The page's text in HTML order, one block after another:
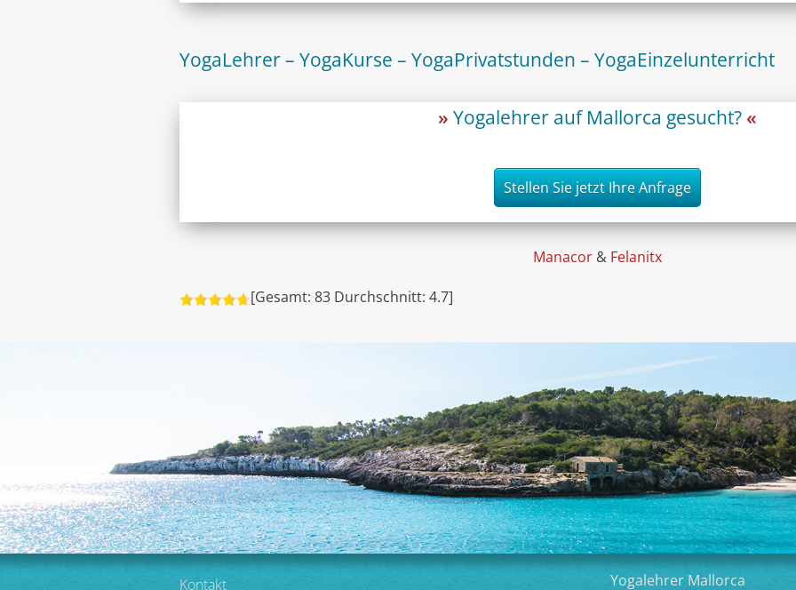
YogaLehrer – YogaKurse – YogaPrivatstunden – YogaEinzelunterricht
Yogalehrer auf Mallorca gesucht?
Stellen Sie jetzt Ihre Anfrage
Manacor& Felanitx
[Gesamt: 83 Durchschnitt: 4.7]
Kontakt Yogalehrer Mallorca